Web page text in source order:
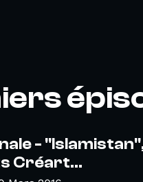
-
Créart...